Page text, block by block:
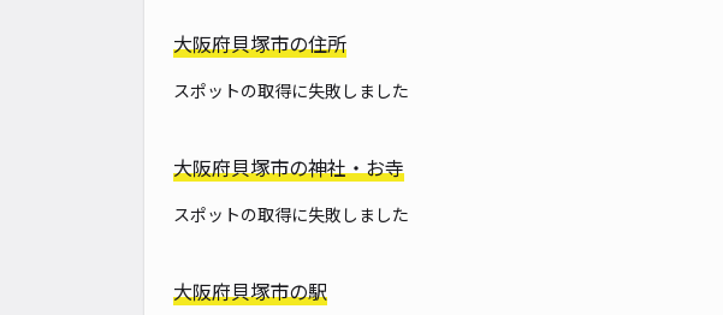
大阪府貝塚市の住所
スポットの取得に失敗しました
大阪府貝塚市の神社・お寺
スポットの取得に失敗しました
大阪府貝塚市の駅